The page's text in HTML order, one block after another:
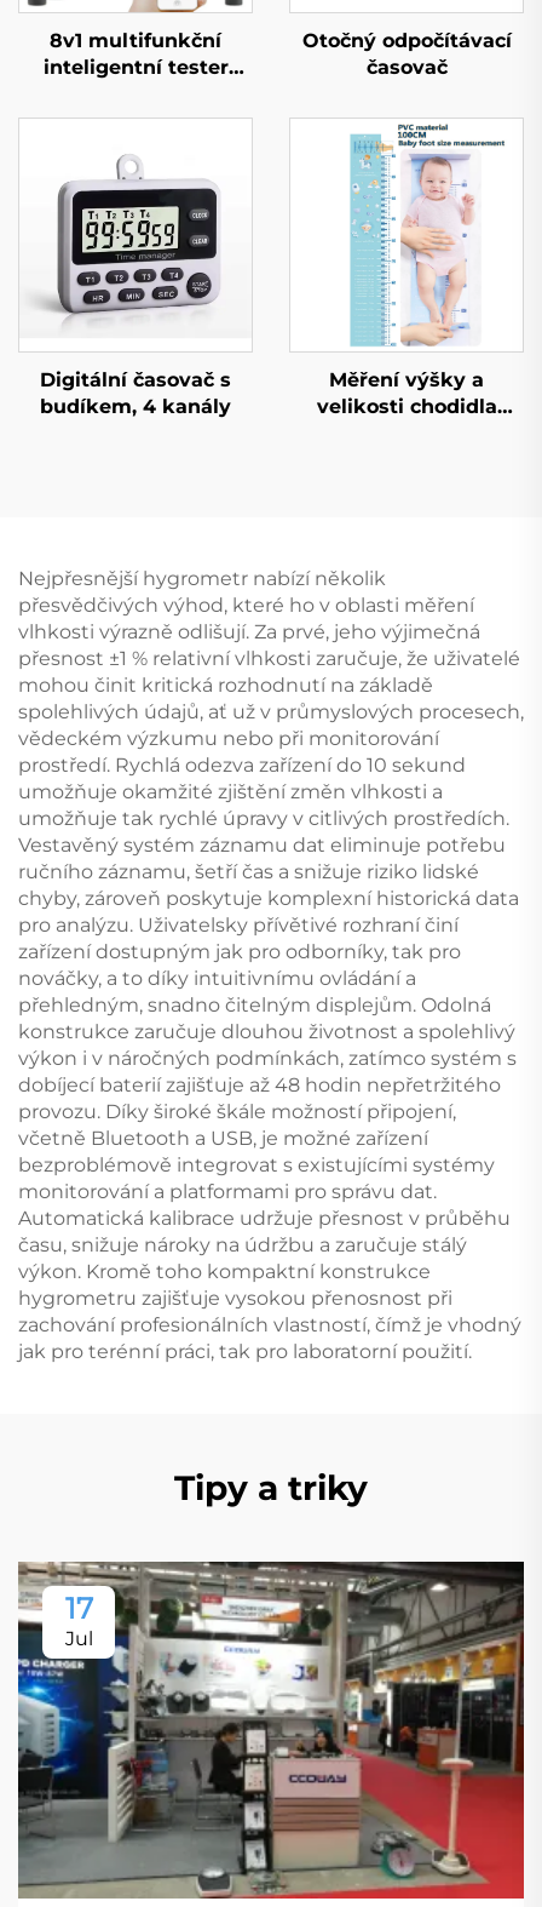
8v1 multifunkční
inteligentní tester
Otočný odpočítávací
časovač
Digitální časovač s
budíkem, 4 kanály
Měření výšky a
velikosti chodidla
Nejpřesnější hygrometr nabízí několik
přesvědčivých výhod, které ho v oblasti měření
vlhkosti výrazně odlišují. Za prvé, jeho výjimečná
přesnost ±1 % relativní vlhkosti zaručuje, že uživatelé
mohou činit kritická rozhodnutí na základě
spolehlivých údajů, ať už v průmyslových procesech,
vědeckém výzkumu nebo při monitorování
prostředí. Rychlá odezva zařízení do 10 sekund
umožňuje okamžité zjištění změn vlhkosti a
umožňuje tak rychlé úpravy v citlivých prostředích.
Vestavěný systém záznamu dat eliminuje potřebu
ručního záznamu, šetří čas a snižuje riziko lidské
chyby, zároveň poskytuje komplexní historická data
pro analýzu. Uživatelsky přívětivé rozhraní činí
zařízení dostupným jak pro odborníky, tak pro
nováčky, a to díky intuitivnímu ovládání a
přehledným, snadno čitelným displejům. Odolná
konstrukce zaručuje dlouhou životnost a spolehlivý
výkon i v náročných podmínkách, zatímco systém s
dobíjecí baterií zajišťuje až 48 hodin nepřetržitého
provozu. Díky široké škále možností připojení,
včetně Bluetooth a USB, je možné zařízení
bezproblémově integrovat s existujícími systémy
monitorování a platformami pro správu dat.
Automatická kalibrace udržuje přesnost v průběhu
času, snižuje nároky na údržbu a zaručuje stálý
výkon. Kromě toho kompaktní konstrukce
hygrometru zajišťuje vysokou přenosnost při
zachování profesionálních vlastností, čímž je vhodný
jak pro terénní práci, tak pro laboratorní použití.
Tipy a triky
17
Jul